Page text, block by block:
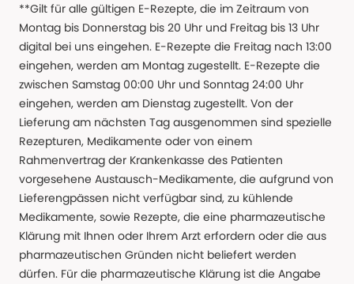
**Gilt für alle gültigen E-Rezepte, die im Zeitraum von
Montag bis Donnerstag bis 20 Uhr und Freitag bis 13 Uhr
digital bei uns eingehen. E-Rezepte die Freitag nach 13:00
eingehen, werden am Montag zugestellt. E-Rezepte die
zwischen Samstag 00:00 Uhr und Sonntag 24:00 Uhr
eingehen, werden am Dienstag zugestellt. Von der
Lieferung am nächsten Tag ausgenommen sind spezielle
Rezepturen, Medikamente oder von einem
Rahmenvertrag der Krankenkasse des Patienten
vorgesehene Austausch-Medikamente, die aufgrund von
Lieferengpässen nicht verfügbar sind, zu kühlende
Medikamente, sowie Rezepte, die eine pharmazeutische
Klärung mit Ihnen oder Ihrem Arzt erfordern oder die aus
pharmazeutischen Gründen nicht beliefert werden
dürfen. Für die pharmazeutische Klärung ist die Angabe